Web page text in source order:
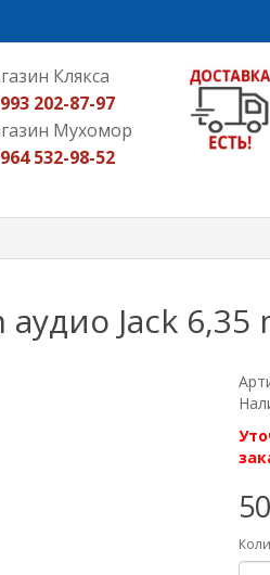
Клякса
202-87-97
Мухомор
532-98-52
Jack